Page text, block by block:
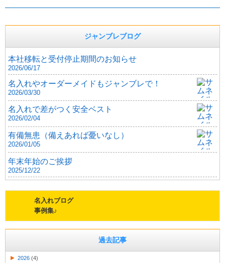
ジャンブレブログ
本社移転と受付停止期間のお知らせ
2026/06/17
名入れやオーダーメイドもジャンブレで！
2026/03/30
名入れで差がつく安全ベスト
2026/02/04
有備無患（備えあれば憂いなし）
2026/01/05
年末年始のご挨拶
2025/12/22
名入れブログ
事例集♪
過去記事
2026 (4)